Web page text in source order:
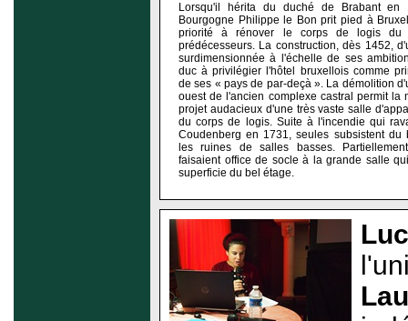
Lorsqu'il hérita du duché de Brabant
Bourgogne Philippe le Bon prit pied à
priorité à rénover le corps de logis du
prédécesseurs. La construction, dès 1452,
surdimensionnée à l'échelle de ses
duc à privilégier l'hôtel bruxellois comme
de ses « pays de par-deçà ». La démolition
ouest de l'ancien complexe castral permit
projet audacieux d'une très vaste salle
du corps de logis. Suite à l'incendie qui
Coudenberg en 1731, seules subsistent du
les ruines de salles basses.
faisaient office de socle à la grande salle
superficie du bel étage.